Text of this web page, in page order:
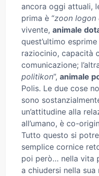
ancora oggi attuali,
prima è “zoon logon
vivente, animale
quest’ultimo
raziocinio, capacità
comunicazione;
politikon”, animale
Polis. Le due cose
sono
un’attitudine alla
all’umano, è co-
Tutto questo si
semplice cornice
poi però… nella vita
a chiudersi nella sua